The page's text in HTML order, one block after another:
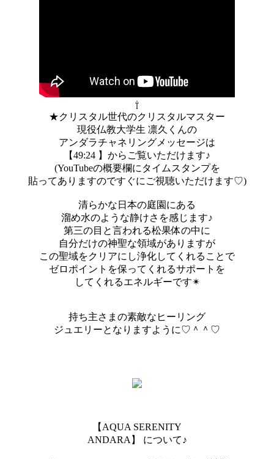
⇧
★クリスタル世代のクリスタルマスター
現役仏教大学生 凛久くんの
アンダラチャネリングメッセージは
【49:24 】からご覧いただけます♪
(YouTubeの概要欄にタイムスタンプを
貼ってありますのですぐにご視聴いただけます♡)
清らかな日本の庭園にある
溜め水のような静けさを感じます♪
第三の目と言われる松果体の中に
自分だけの神聖な領域がありますが
この聖域をクリアにし浄化してくれることで
ゼロポイントを保ってくれるサポートを
してくれるエネルギーです✴︎
持ち主さまの素敵なヒーリング
ジュエリーとなりますように♡＾＾♡
【AQUA SERENITY
ANDARA】 について♪